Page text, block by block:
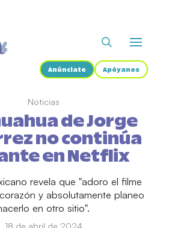
Anúnciate Apóyanos
Noticias
de Jorge
no continúa
en Netflix
revela que "adoro el filme
y absolutamente planeo
en otro sitio".
18 de abril de 2024